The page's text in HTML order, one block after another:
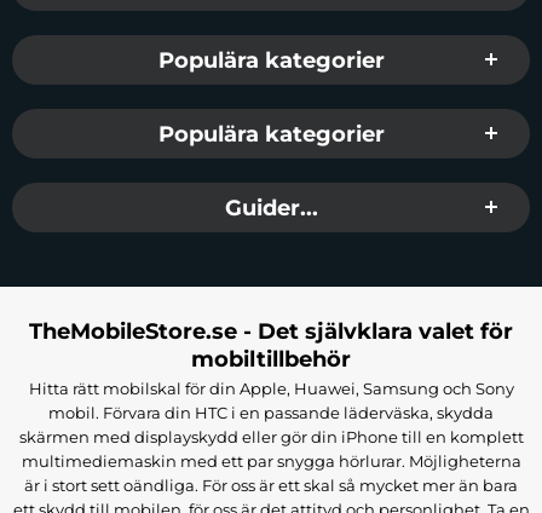
Populära kategorier
Populära kategorier
Guider...
TheMobileStore.se - Det självklara valet för
mobiltillbehör
Hitta rätt mobilskal för din Apple, Huawei, Samsung och Sony
mobil. Förvara din HTC i en passande läderväska, skydda
skärmen med displayskydd eller gör din iPhone till en komplett
multimediemaskin med ett par snygga hörlurar. Möjligheterna
är i stort sett oändliga. För oss är ett skal så mycket mer än bara